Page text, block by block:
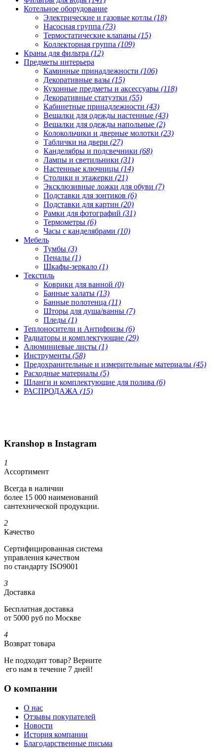
Котельное оборудование
Электрические и газовые котлы (18)
Насосная группа (73)
Термостатические клапаны (15)
Коллекторная группа (109)
Краны для фильтра (12)
Предметы интерьера
Каминные принадлежности (106)
Декоративные вазы (15)
Кухонные предметы и аксессуары (118)
Декоративные статуэтки (55)
Кабинетные принадлежности (43)
Вешалки для одежды настенные (43)
Вешалки для одежды напольные (2)
Колокольчики и дверные молотки (23)
Таблички на двери (27)
Канделябры и подсвечники (68)
Лампы и светильники (31)
Настенные ключницы (14)
Столики и этажерки (21)
Эксклюзивные ложки для обуви (7)
Подставки для зонтиков (6)
Подставки для картин (20)
Рамки для фотографий (31)
Термометры (6)
Часы с канделябрами (10)
Мебель
Тумбы (3)
Пеналы (1)
Шкафы-зеркало (1)
Текстиль
Коврики для ванной (0)
Банные халаты (13)
Банные полотенца (11)
Шторы для душа/ванны (7)
Пледы (1)
Теплоносители и Антифризы (6)
Радиаторы и комплектующие (29)
Алюминиевые листы (1)
Инструменты (58)
Предохранительные и измерительные материалы (45)
Расходные материалы (5)
Шланги и комплектующие для полива (6)
РАСПРОДАЖА (15)
Kranshop в Instagram
1
Ассортимент
Всегда в наличии
более 15 000 наименований
сантехнической продукции.
2
Качество
Сертифициро­ванная система
управления качеством
по стандарту ISO9001
3
Доставка
Бесплатная доставка
от 5000 руб по Москве
4
Возврат товара
Не подходит товар? Верните
его нам в течение 7 дней!
О компании
О нас
Отзывы покупателей
Новости
История компании
Благодарственные письма